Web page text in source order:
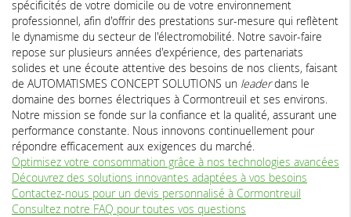
spécificités de votre domicile ou de votre environnement
professionnel, afin d'offrir des prestations sur-mesure qui reflètent
le dynamisme du secteur de l'électromobilité. Notre savoir-faire
repose sur plusieurs années d'expérience, des partenariats
solides et une écoute attentive des besoins de nos clients, faisant
de AUTOMATISMES CONCEPT SOLUTIONS un leaderdans le
domaine des bornes électriques à Cormontreuil et ses environs.
Notre mission se fonde sur la confiance et la qualité, assurant une
performance constante. Nous innovons continuellement pour
répondre efficacement aux exigences du marché.
Optimisez votre consommation grâce à nos technologies avancées
Découvrez des solutions innovantes adaptées à vos besoins
Contactez-nous pour un devis personnalisé à Cormontreuil
Consultez notre FAQ pour toutes vos questions